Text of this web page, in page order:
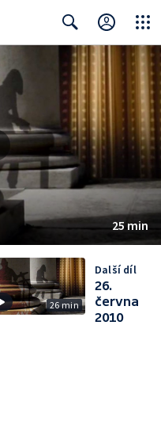
Search Close
25 min
26 min
Další díl
26.
června
2010